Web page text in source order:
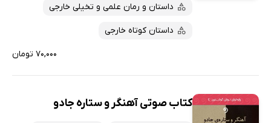
داستان و رمان علمی و تخیلی خارجی
داستان کوتاه خارجی
۷۰,۰۰۰ تومان
کتاب صوتی آهنگر و ستاره جادو